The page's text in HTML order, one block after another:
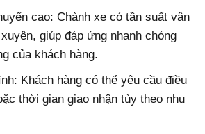
cao: Chành xe có tần suất vận
giúp đáp ứng nhanh chóng
của khách hàng.
Khách hàng có thể yêu cầu điều
thời gian giao nhận tùy theo nhu